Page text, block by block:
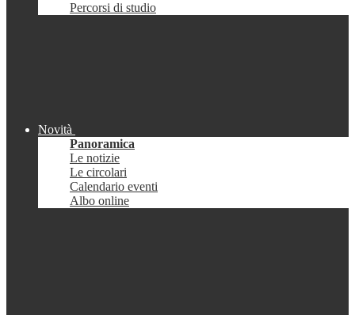
Percorsi di studio
Novità
Panoramica
Le notizie
Le circolari
Calendario eventi
Albo online